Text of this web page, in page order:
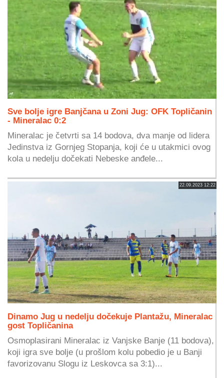
Sve bolje igre Banjčana u Zoni Jug: OFK Topličanin
- Mineralac 0:2
Mineralac je četvrti sa 14 bodova, dva manje od lidera
Jedinstva iz Gornjeg Stopanja, koji će u utakmici ovog
kola u nedelju dočekati Nebeske anđele...
22.09.2023 12:22
Dinamo Jug u nedelju dočekuje Plantažu, Mineralac
gost Topličanina
Osmoplasirani Mineralac iz Vanjske Banje (11 bodova),
koji igra sve bolje (u prošlom kolu pobedio je u Banji
favorizovanu Slogu iz Leskovca sa 3:1)...